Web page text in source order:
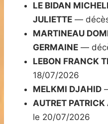
LE BIDAN
JULIETTE —
MARTINEAU
GERMAINE —
LEBON FRANCK
18/07/2026
MELKMI DJAHID
AUTRET PATRICK
le 20/07/2026